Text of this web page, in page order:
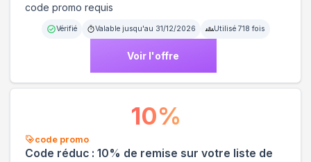
code promo requis
Vérifié Valable jusqu'au 31/12/2026 Utilisé 718 fois
Voir l'offre
code promo
Code réduc : 10% de remise sur votre liste de
10%